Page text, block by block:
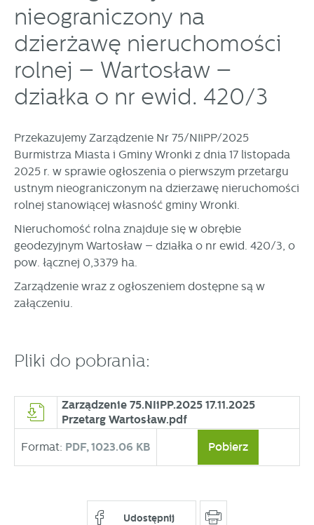
nieograniczony na
dzierżawę nieruchomości
rolnej – Wartosław –
działka o nr ewid. 420/3
Przekazujemy Zarządzenie Nr 75/NIiPP/2025
Burmistrza Miasta i Gminy Wronki z dnia 17 listopada
2025 r. w sprawie ogłoszenia o pierwszym przetargu
ustnym nieograniczonym na dzierżawę nieruchomości
rolnej stanowiącej własność gminy Wronki.
Nieruchomość rolna znajduje się w obrębie
geodezyjnym Wartosław – działka o nr ewid. 420/3, o
pow. łącznej 0,3379 ha.
Zarządzenie wraz z ogłoszeniem dostępne są w
załączeniu.
Pliki do pobrania:
Zarządzenie 75.NIiPP.2025 17.11.2025
Przetarg Wartosław.pdf
Format: PDF,1023.06 KB Pobierz
Udostępnij
Dzięki tym plikom cookies możemy zapewnić Ci większy
komfort korzystania z funkcjonalności naszej strony poprzez
dopasowanie jej do Twoich indywidualnych preferencji.
Wyrażenie zgody na funkcjonalne i personalizacyjne pliki
cookies gwarantuje dostępność większej ilości funkcji na
stronie.
Analityczne
Analityczne pliki cookies pomagają nam rozwijać się i
zakresie wykorzystywania witryny internetowej, miejsca oraz
częstotliwości, z jaką odwiedzane są nasze serwisy www.
Dane pozwalają nam na ocenę naszych serwisów
internetowych pod względem ich popularności wśród
użytkowników. Zgromadzone informacje są przetwarzane w
formie zanonimizowanej. Wyrażenie zgody na analityczne
pliki cookies gwarantuje dostępność wszystkich
funkcjonalności.
Więcej
Reklamowe
Dzięki reklamowym plikom cookies prezentujemy Ci
najciekawsze informacje i aktualności na stronach naszych
partnerów.
Promocyjne pliki cookies służą do prezentowania Ci naszych
komunikatów na podstawie analizy Twoich upodobań oraz
internetowej. Treści promocyjne mogą pojawić się na
stronach podmiotów trzecich lub firm będących naszymi
społecznościowych.
Więcej